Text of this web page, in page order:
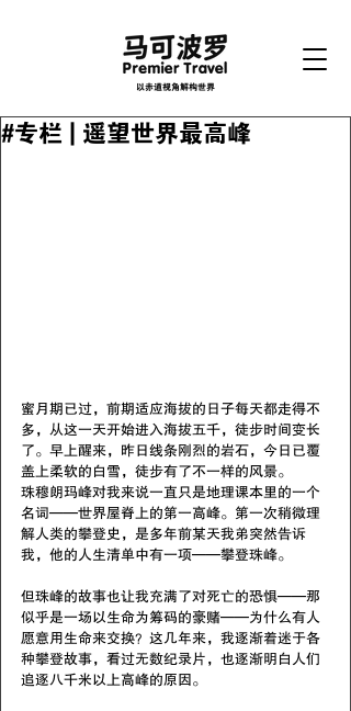
以赤道视角解构世界
#专栏 | 遥望世界最高峰
蜜月期已过，前期适应海拔的日子每天都走得不
多，从这一天开始进入海拔五千，徒步时间变长
了。早上醒来，昨日线条刚烈的岩石，今日已覆
盖上柔软的白雪，徒步有了不一样的风景。
珠穆朗玛峰对我来说一直只是地理课本里的一个
名词——世界屋脊上的第一高峰。第一次稍微理
解人类的攀登史，是多年前某天我弟突然告诉
我，他的人生清单中有一项——攀登珠峰。
但珠峰的故事也让我充满了对死亡的恐惧——那
似乎是一场以生命为筹码的豪赌——为什么有人
愿意用生命来交换？这几年来，我逐渐着迷于各
种攀登故事，看过无数纪录片，也逐渐明白人们
追逐八千米以上高峰的原因。